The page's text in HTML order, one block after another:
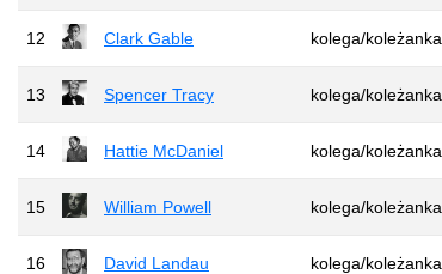
12 Clark Gable kolega/koleżanka
13 Spencer Tracy kolega/koleżanka
14 Hattie McDaniel kolega/koleżanka
15 William Powell kolega/koleżanka
16 David Landau kolega/koleżanka